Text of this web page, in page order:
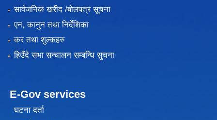
सार्वजनिक खरीद /बोलपत्र सूचना
एन, कानुन तथा निर्देशिका
कर तथा शुल्कहरु
हिउँदे सभा सन्चालन सम्बन्धि सुचना
E-Gov services
घटना दर्ता